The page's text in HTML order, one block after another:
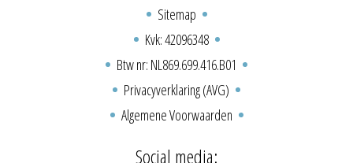
Sitemap
Kvk: 42096348
Btw nr: NL869.699.416.B01
Privacyverklaring (AVG)
Algemene Voorwaarden
Social media: